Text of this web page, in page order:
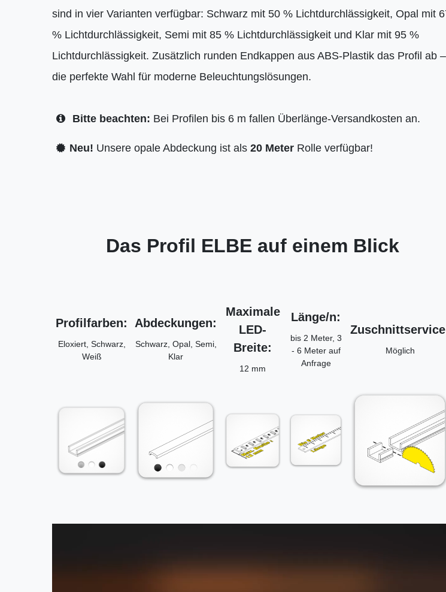
sind in vier Varianten verfügbar: Schwarz mit 50 % Lichtdurchlässigkeit, Opal mit
% Lichtdurchlässigkeit, Semi mit 85 % Lichtdurchlässigkeit und Klar mit 95 %
Lichtdurchlässigkeit. Zusätzlich runden Endkappen aus ABS-Plastik das Profil ab –
die perfekte Wahl für moderne Beleuchtungslösungen.
Bitte beachten: Bei Profilen bis 6 m fallen Überlänge-Versandkosten an.
Neu! Unsere opale Abdeckung ist als 20 Meter Rolle verfügbar!
Das Profil ELBE auf einem Blick
Profilfarben:
Eloxiert, Schwarz,
Weiß
Abdeckungen:
Schwarz, Opal, Semi,
Klar
Maximale
LED-
Breite:
12 mm
Länge/n:
bis 2 Meter, 3
- 6 Meter auf
Anfrage
Möglich